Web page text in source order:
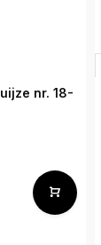
nr. 18-